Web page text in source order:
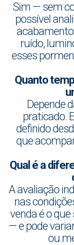
Sim — sem
possível
ruído,
esses
Quanto
Depende
praticado.
definido
que
Qual é a
A avaliação
nas
venda é o
— e pode
ou